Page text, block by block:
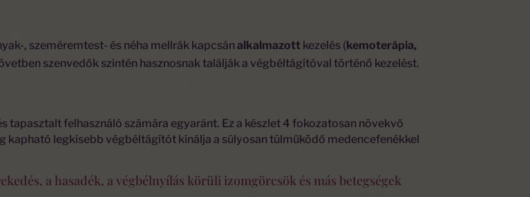
, szeméremtest- és néha mellrák kapcsánalkalmazott kezelés ( kemoterápia,
szenvedők szintén hasznosnak találják a végbéltágítóval történő kezelést.
felhasználó számára egyaránt. Ez a készlet 4 fokozatosan növekvő
kapható legkisebb végbéltágítót kínálja a súlyosan túlműködő medencefenékkel
a hasadék, a végbélnyílás körüli izomgörcsök és más betegségek